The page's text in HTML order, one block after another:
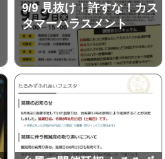
9/9 見抜け！許すな！カス
タマーハラスメント